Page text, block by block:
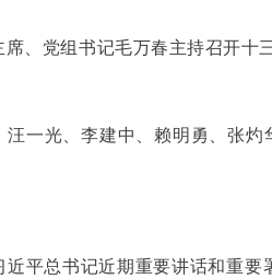
、党组书记毛万春主持召开十
汪一光、李建中、赖明勇、张
近平总书记近期重要讲话和重